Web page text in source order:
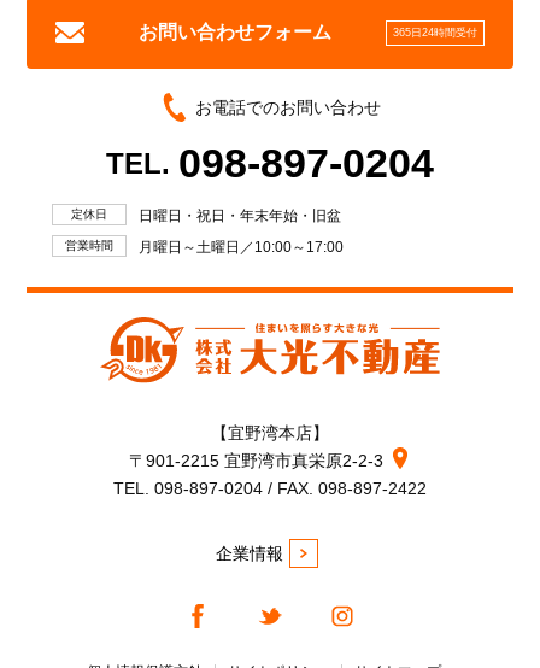
お問い合わせフォーム 365日24時間受付
お電話でのお問い合わせ
TEL. 098-897-0204
定休日 日曜日・祝日・年末年始・旧盆
営業時間 月曜日～土曜日／10:00～17:00
【宜野湾本店】
〒901-2215 宜野湾市真栄原2-2-3
TEL. 098-897-0204 / FAX. 098-897-2422
企業情報